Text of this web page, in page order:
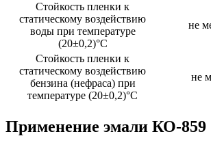
Стойкость пленки к
статическому воздействию
воды при температуре
(20±0,2)°C
не
Стойкость пленки к
статическому воздействию
бензина (нефраса) при
температуре (20±0,2)°C
не
Применение эмали КО-859